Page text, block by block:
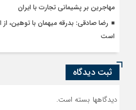
مهاجرین بر پشیمانی تجارت با ایران
رضا صادقی: بدرقه میهمان با توهین، از
است
ثبت دیدگاه
دیدگاهها بسته است.